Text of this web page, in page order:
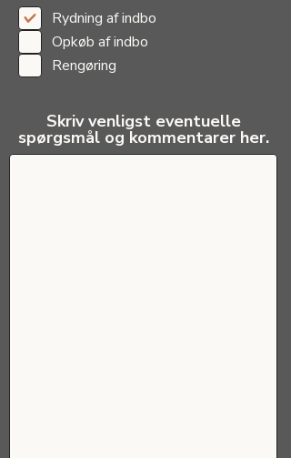
Rydning af indbo
Opkøb af indbo
Rengøring
Skriv venligst eventuelle
spørgsmål og kommentarer her.